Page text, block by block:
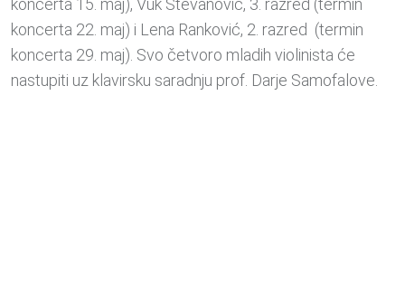
koncerta 15. maj), Vuk Stevanović, 3. razred (termin
koncerta 22. maj) i Lena Ranković, 2. razred (termin
koncerta 29. maj). Svo četvoro mladih violinista će
nastupiti uz klavirsku saradnju prof. Darje Samofalove.